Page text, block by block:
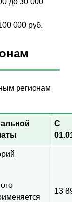
до 30 000
000 руб.
ре­ги­о­нам
С
13